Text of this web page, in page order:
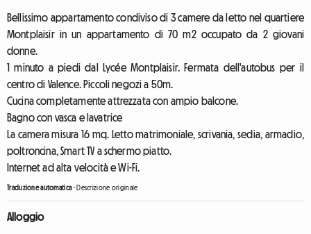
Bellissimo appartamento condiviso di 3 camere da letto nel quartiere
Montplaisir in un appartamento di 70 m2 occupato da 2 giovani
donne.
1 minuto a piedi dal Lycée Montplaisir. Fermata dell'autobus per il
centro di Valence. Piccoli negozi a 50m.
Cucina completamente attrezzata con ampio balcone.
Bagno con vasca e lavatrice
La camera misura 16 mq. Letto matrimoniale, scrivania, sedia, armadio,
poltroncina, Smart TV a schermo piatto.
Internet ad alta velocità e Wi-Fi.
Traduzione automatica-Descrizione originale
Alloggio